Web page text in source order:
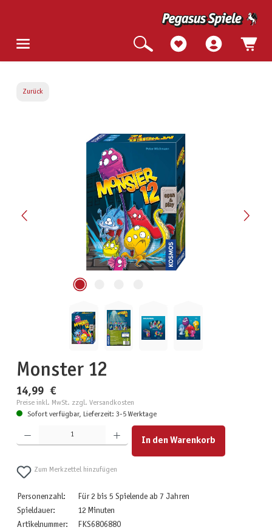
Zurück
Bildergalerie überspringen
Monster 12
14,99 €
Preise inkl. MwSt. zzgl. Versandkosten
Sofort verfügbar, Lieferzeit: 3-5 Werktage
Produkt Anzahl: Gib den gewünschten Wert ein oder benutze die Schaltflächen um die Anzahl zu
In den Warenkorb
Zum Merkzettel hinzufügen
Personenzahl:
Für 2 bis 5 Spielende ab 7 Jahren
Spieldauer:
12 Minuten
Artikelnummer:
FKS6806880